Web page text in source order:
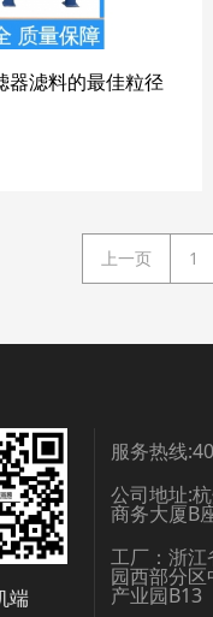
器滤料的最佳粒径
上一页 1
端
服务热线
公司地址:
商务大厦B
工厂：浙
园西部分
产业园B13